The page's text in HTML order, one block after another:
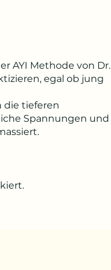
AYI Methode von Dr.
egal ob jung
die tieferen
Spannungen und